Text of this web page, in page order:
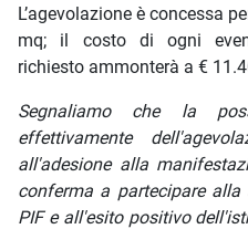
L’agevolazione è concessa
mq; il costo di ogni
richiesto ammonterà a €
Segnaliamo che la
effettivamente
all'adesione alla
conferma a partecipare
PIF e all'esito positivo